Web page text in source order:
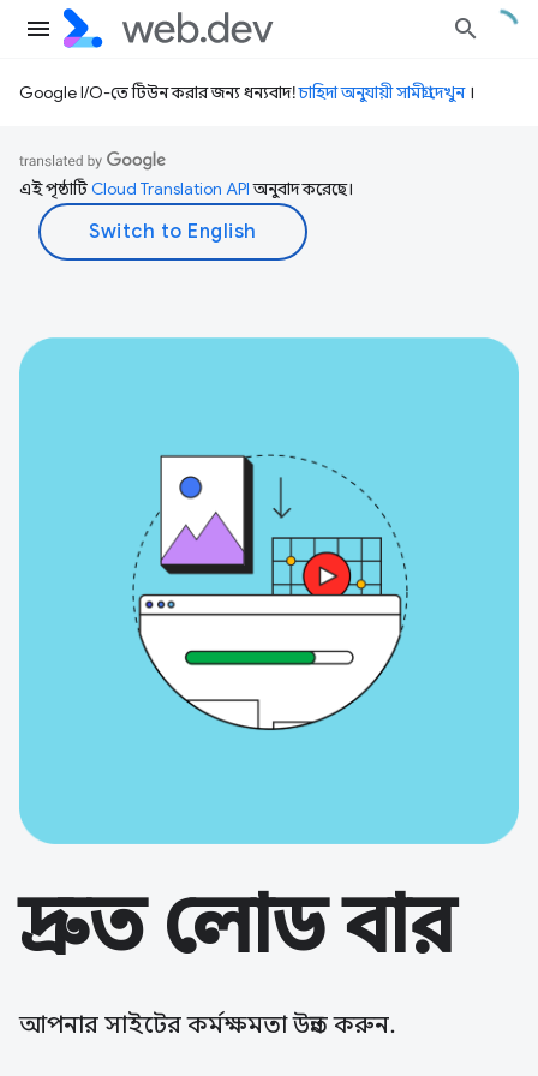
Google I/O-তে টিউন করার জন্য ধন্যবাদ!চাহিদা অনুযায়ী সামগ্রী দেখুন।
এই পৃষ্ঠাটিCloud Translation APIঅনুবাদ করেছে।
দ্রুত লোড বার
আপনার সাইটের কর্মক্ষমতা উন্নত করুন.